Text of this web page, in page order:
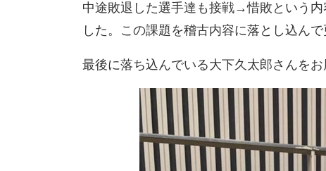
中途敗退した選手達も接戦→惜敗という
した。この課題を稽古内容に落とし込ん
最後に落ち込んでいる大下久太郎さんを